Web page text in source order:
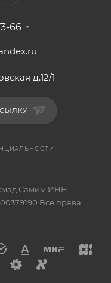
66
д.12/1
Самим ИНН
Все права